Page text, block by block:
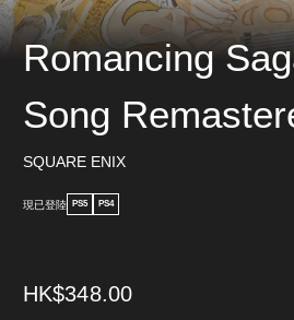
Romancing
Song
SQUARE ENIX
現已登陸 PS5 PS4
HK$348.00